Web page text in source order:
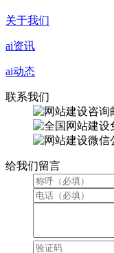
关于我们
ai资讯
ai动态
联系我们
微信
给我们留言